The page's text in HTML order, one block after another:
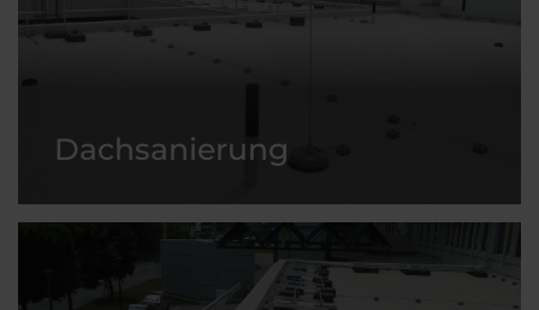
Dachsanierung